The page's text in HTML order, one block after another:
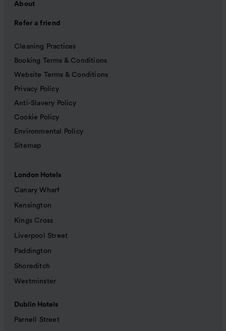
About
Refer a friend
Cleaning Practices
Booking Terms & Conditions
Website Terms & Conditions
Privacy Policy
Anti-Slavery Policy
Cookie Policy
Environmental Policy
Sitemap
London Hotels
Canary Wharf
Kensington
Kings Cross
Liverpool Street
Paddington
Shoreditch
Westminster
Dublin Hotels
Parnell Street